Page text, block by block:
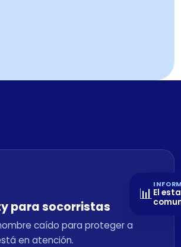
para socorristas
caído para proteger a
en atención.
📊El